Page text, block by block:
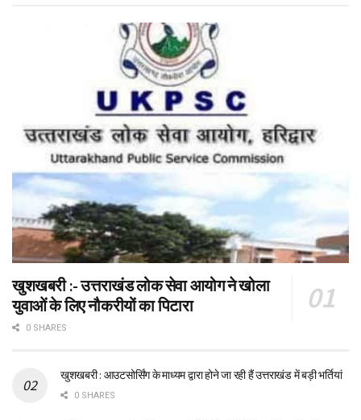
खुशखबरी :- उत्तराखंड लोक सेवा आयोग ने खोला
युवाओं के लिए नौकरीयों का पिटारा
0 SHARES
खुशखबरी : आउटसोर्सिंग के माध्यम द्वारा होने जा रही हैं उत्तराखंड में बड़ी भर्तियां
0 SHARES